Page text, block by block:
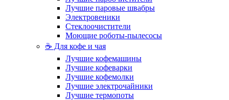
Лучшие паровые швабры
Электровеники
Стеклоочистители
Моющие роботы-пылесосы
☕ Для кофе и чая
Лучшие кофемашины
Лучшие кофеварки
Лучшие кофемолки
Лучшие электрочайники
Лучшие термопоты